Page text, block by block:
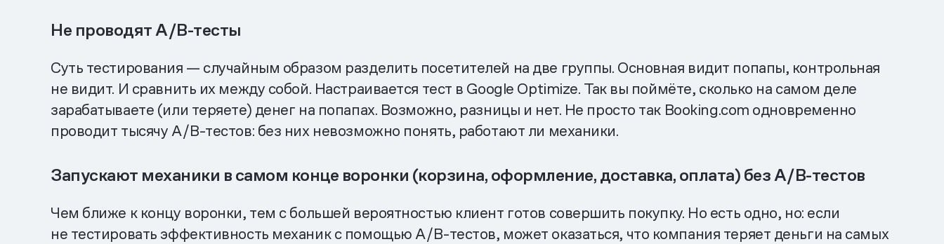
Не проводят A/B-тесты
Суть тестирования — случайным образом разделить посетителей на две группы. Основная видит попапы, контрольная
не видит. И сравнить их между собой. Настраивается тест в Google Optimize. Так вы поймёте, сколько на самом деле
зарабатываете (или теряете) денег на попапах. Возможно, разницы и нет. Не просто так Booking.com одновременно
проводит тысячу A/B-тестов: без них невозможно понять, работают ли механики.
Запускают механики в самом конце воронки (корзина, оформление, доставка, оплата) без A/B-тестов
Чем ближе к концу воронки, тем с большей вероятностью клиент готов совершить покупку. Но есть одно, но: если
не тестировать эффективность механик с помощью A/B-тестов, может оказаться, что компания теряет деньги на самых